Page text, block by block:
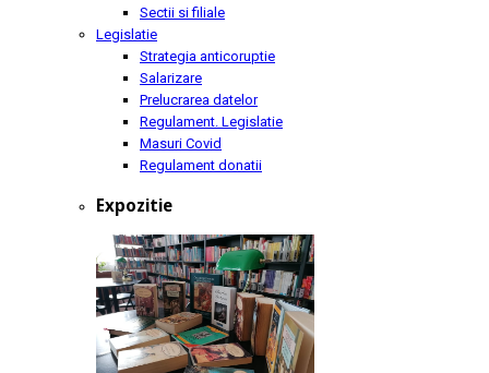
Sectii si filiale
Legislatie
Strategia anticoruptie
Salarizare
Prelucrarea datelor
Regulament. Legislatie
Masuri Covid
Regulament donatii
Expozitie